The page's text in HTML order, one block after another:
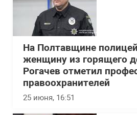
На Полтавщине
женщину из горящего
Рогачев отметил
правоохранителей
25 июня, 16:51